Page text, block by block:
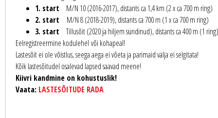
1. start M/N 10 (2016-2017), distants ca 1,4 km (2 x ca 700 m ring)
2. start
M/N 8 (2018-2019), distants ca 700 m (1 x ca 700 m ring)
3. start Tillusõit (2020 ja hiljem sündinud), distants ca 400 m (1 ring)
Eelregistreermine kodulehel või kohapeal!
Lastesõit ei ole võistlus, seega aega ei võeta ja parimaid välja ei selgitata!
Kõik lastesõitudel osalevad lapsed saavad meene!
Kiivri kandmine on kohustuslik!
Vaata: LASTESÕITUDE RADA